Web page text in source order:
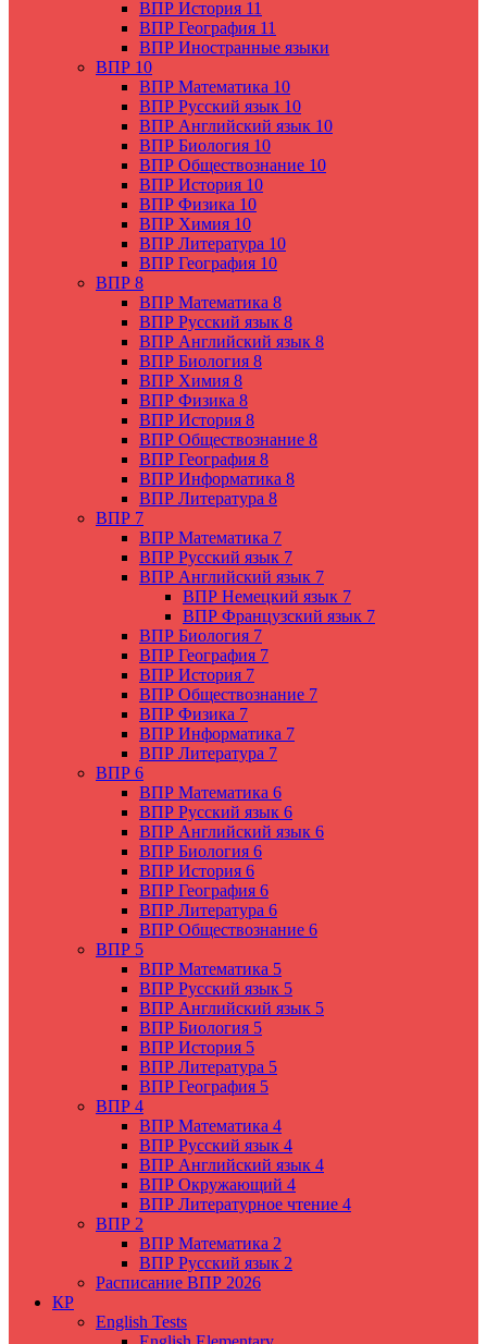
ВПР История 11
ВПР География 11
ВПР Иностранные языки
ВПР 10
ВПР Математика 10
ВПР Русский язык 10
ВПР Английский язык 10
ВПР Биология 10
ВПР Обществознание 10
ВПР История 10
ВПР Физика 10
ВПР Химия 10
ВПР Литература 10
ВПР География 10
ВПР 8
ВПР Математика 8
ВПР Русский язык 8
ВПР Английский язык 8
ВПР Биология 8
ВПР Химия 8
ВПР Физика 8
ВПР История 8
ВПР Обществознание 8
ВПР География 8
ВПР Информатика 8
ВПР Литература 8
ВПР 7
ВПР Математика 7
ВПР Русский язык 7
ВПР Английский язык 7
ВПР Немецкий язык 7
ВПР Французский язык 7
ВПР Биология 7
ВПР География 7
ВПР История 7
ВПР Обществознание 7
ВПР Физика 7
ВПР Информатика 7
ВПР Литература 7
ВПР 6
ВПР Математика 6
ВПР Русский язык 6
ВПР Английский язык 6
ВПР Биология 6
ВПР История 6
ВПР География 6
ВПР Литература 6
ВПР Обществознание 6
ВПР 5
ВПР Математика 5
ВПР Русский язык 5
ВПР Английский язык 5
ВПР Биология 5
ВПР История 5
ВПР Литература 5
ВПР География 5
ВПР 4
ВПР Математика 4
ВПР Русский язык 4
ВПР Английский язык 4
ВПР Окружающий 4
ВПР Литературное чтение 4
ВПР 2
ВПР Математика 2
ВПР Русский язык 2
Расписание ВПР 2026
КР
English Tests